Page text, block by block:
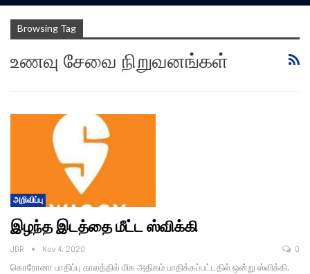
Browsing Tag
உணவு சேவை நிறுவனங்கள்
அறிவிப்பு
இழந்த இடத்தை மீட்ட ஸ்விக்கி
JDR Nov 4, 2020 0
கொரோனா பாதிப்பு காலத்தில் மிக அதிகம் பாதிக்கப்பட்டதில் ஒன்று ஸ்விக்கி.